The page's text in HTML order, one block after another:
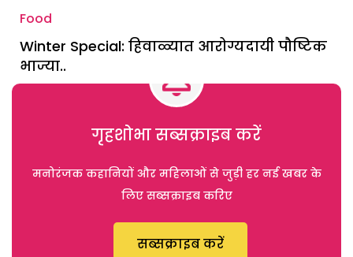
Food
Winter Special: हिवाळ्यात आरोग्यदायी पौष्टिक
भाज्या..
गृहशोभा सब्सक्राइब करें
मनोरंजक कहानियों और महिलाओं से जुड़ी हर नई खबर के
लिए सब्सक्राइब करिए
सब्सक्राइब करें